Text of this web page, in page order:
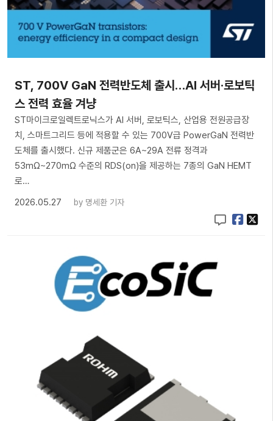
ST, 700V GaN 전력반도체 출시…AI 서버·로보틱
스 전력 효율 겨냥
ST마이크로일렉트로닉스가 AI 서버, 로보틱스, 산업용 전원공급장
치, 스마트그리드 등에 적용할 수 있는 700V급 PowerGaN 전력반
도체를 출시했다. 신규 제품군은 6A~29A 전류 정격과
53mΩ~270mΩ 수준의 RDS(on)을 제공하는 7종의 GaN HEMT
로…
2026.05.27
by 명세환 기자